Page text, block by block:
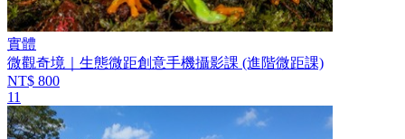
實體
微觀奇境｜生態微距創意手機攝影課 (進階微距課)
NT$ 800
11